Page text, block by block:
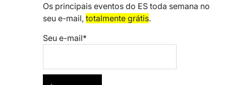
Os principais eventos do ES toda semana no
seu e-mail, totalmente grátis.
Seu e-mail*